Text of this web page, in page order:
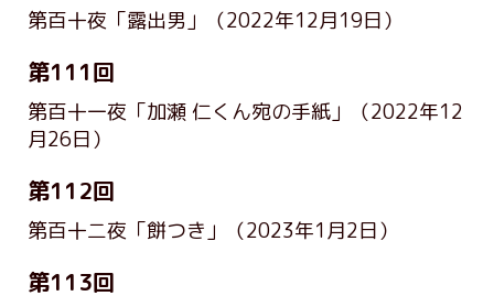
第百十夜「露出男」 （2022年12月19日）
第111回
第百十一夜「加瀬 仁くん宛の手紙」
（2022年12
月26日）
第112回
第百十二夜「餅つき」 （2023年1月2日）
第113回